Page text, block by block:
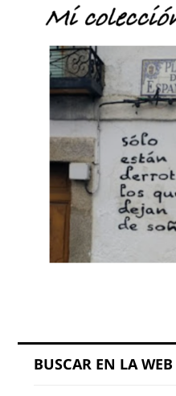
BUSCAR EN LA WEB